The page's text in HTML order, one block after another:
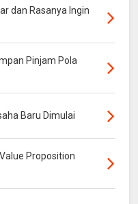
dan Rasanya Ingin
Pinjam Pola
Baru Dimulai
Proposition